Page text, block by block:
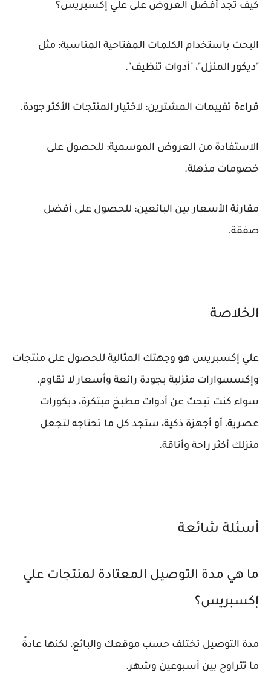
كيف تجد أفضل العروض على علي إكسبريس؟
البحث باستخدام الكلمات المفتاحية المناسبة: مثل
"ديكور المنزل"، "أدوات تنظيف".
قراءة تقييمات المشترين: لاختيار المنتجات الأكثر جودة.
الاستفادة من العروض الموسمية: للحصول على
خصومات مذهلة.
مقارنة الأسعار بين البائعين: للحصول على أفضل
صفقة.
الخلاصة
علي إكسبريس هو وجهتك المثالية للحصول على منتجات
وإكسسوارات منزلية بجودة رائعة وأسعار لا تقاوم.
سواء كنت تبحث عن أدوات مطبخ مبتكرة، ديكورات
عصرية، أو أجهزة ذكية، ستجد كل ما تحتاجه لتجعل
منزلك أكثر راحة وأناقة.
أسئلة شائعة
ما هي مدة التوصيل المعتادة لمنتجات علي
إكسبريس؟
مدة التوصيل تختلف حسب موقعك والبائع، لكنها عادةً
ما تتراوح بين أسبوعين وشهر.